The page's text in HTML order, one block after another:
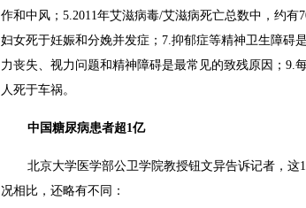
作和中风；5.2011年艾滋病毒/艾滋病死亡总数中，约有
妇女死于妊娠和分娩并发症；7.抑郁症等精神卫生障碍
力丧失、视力问题和精神障碍是最常见的致残原因；9.
人死于车祸。
中国糖尿病患者超1亿
北京大学医学部公卫学院教授钮文异告诉记者，
况相比，还略有不同：